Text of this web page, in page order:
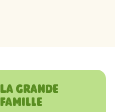
La grande
famille